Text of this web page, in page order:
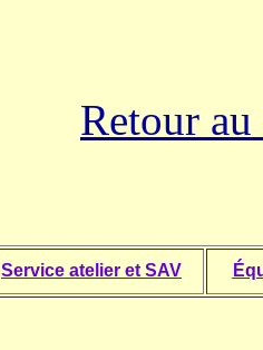
Retour
Service atelier et SAV